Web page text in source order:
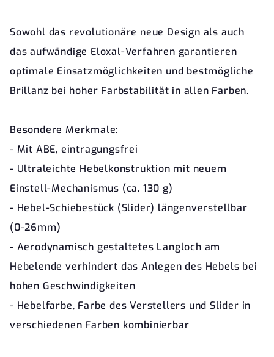
Sowohl das revolutionäre neue Design als auch
das aufwändige Eloxal-Verfahren garantieren
optimale Einsatzmöglichkeiten und bestmögliche
Brillanz bei hoher Farbstabilität in allen Farben.
Besondere Merkmale:
- Mit ABE, eintragungsfrei
- Ultraleichte Hebelkonstruktion mit neuem
Einstell-Mechanismus (ca. 130 g)
- Hebel-Schiebestück (Slider) längenverstellbar
(0-26mm)
- Aerodynamisch gestaltetes Langloch am
Hebelende verhindert das Anlegen des Hebels bei
hohen Geschwindigkeiten
- Hebelfarbe, Farbe des Verstellers und Slider in
verschiedenen Farben kombinierbar